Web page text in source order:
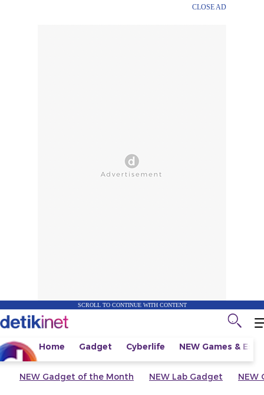
CLOSE AD
SCROLL TO CONTINUE WITH CONTENT
Home Gadget Cyberlife NEW Games &
NEW Gadget of the Month NEW Lab Gadget NEW